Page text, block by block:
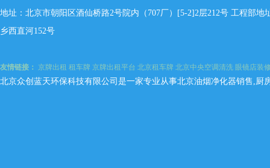
地址：北京市朝阳区酒仙桥路2号院内（707厂）[5-2]2层212号 工程部地
乡西直河152号
友情链接： 京牌出租 租车牌 京牌出租平台 北京租车牌 北京中央空调清洗 眼镜店装
北京众创蓝天环保科技有限公司是一家专业从事北京油烟净化器销售,厨